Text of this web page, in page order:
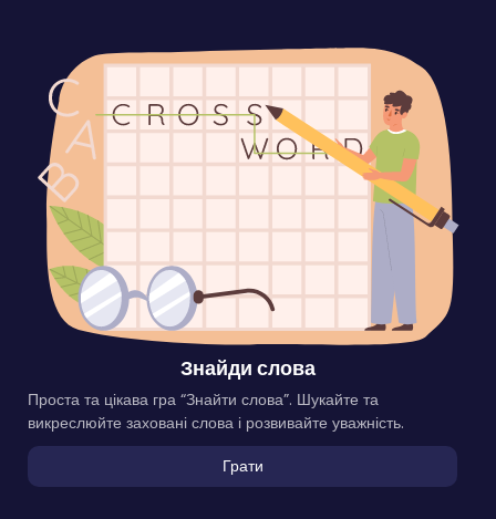
Знайди слова
Проста та цікава гра “Знайти слова”. Шукайте та
викреслюйте заховані слова і розвивайте уважність.
Грати